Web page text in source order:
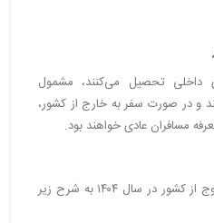
داخلی تحصیل می‌کنند، مشمول
و در صورت سفر به خارج از کشور،
مسافران عادی خواهند بود.
بر این اساس، میزان عوارض خروج از کشور در سال ۱۴۰۴ به شرح زیر